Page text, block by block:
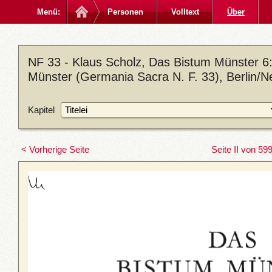
Menü: Personen Volltext Über
NF 33 - Klaus Scholz, Das Bistum Münster
Münster (Germania Sacra N. F. 33), Berlin/
Kapitel
< Vorherige Seite Seite II von 599